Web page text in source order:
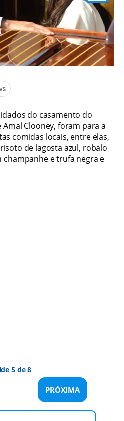
do casamento do
Amal Clooney, foram para a
comidas locais, entre elas,
de lagosta azul, robalo
champanhe e trufa negra e
5 de 8
PRÓXIMA